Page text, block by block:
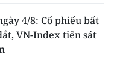
4/8: Cổ phiếu bất
VN-Index tiến sát